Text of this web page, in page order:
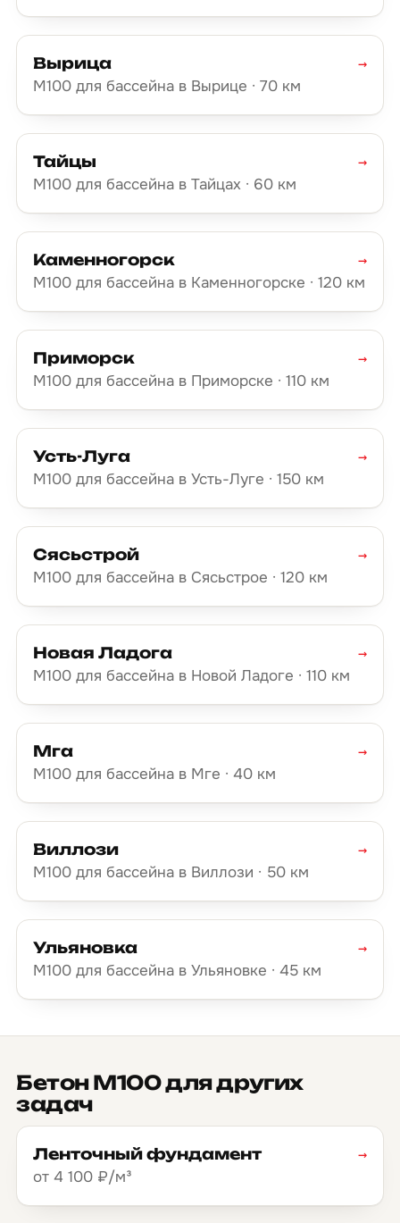
Вырица
М100 для бассейна в Вырице · 70 км
→
Тайцы
М100 для бассейна в Тайцах · 60 км
→
Каменногорск
М100 для бассейна в Каменногорске · 120 км
→
Приморск
М100 для бассейна в Приморске · 110 км
→
Усть-Луга
М100 для бассейна в Усть-Луге · 150 км
→
Сясьстрой
М100 для бассейна в Сясьстрое · 120 км
→
Новая Ладога
М100 для бассейна в Новой Ладоге · 110 км
→
Мга
М100 для бассейна в Мге · 40 км
→
Виллози
М100 для бассейна в Виллози · 50 км
→
Ульяновка
М100 для бассейна в Ульяновке · 45 км
→
Бетон М100 для других
задач
Ленточный фундамент
от 4 100 ₽/м³
→